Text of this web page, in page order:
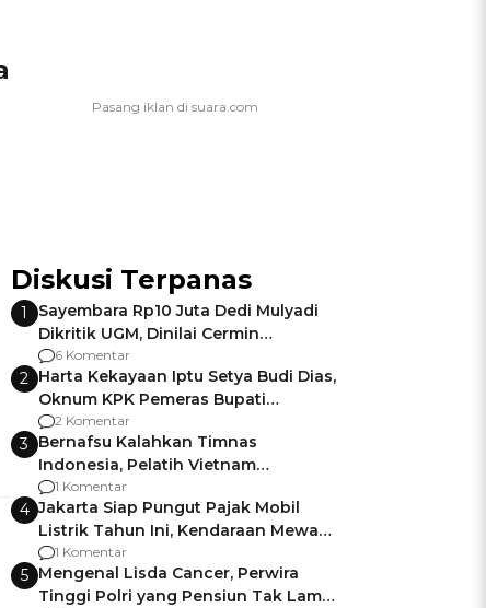
Diskusi Terpanas
1
Sayembara Rp10 Juta Dedi Mulyadi
Dikritik UGM, Dinilai Cermin
Gagalnya Negara Jamin Keamanan
6 Komentar
2 Harta Kekayaan Iptu Setya Budi Dias,
Oknum KPK Pemeras Bupati
Pemalang
2 Komentar
3 Bernafsu Kalahkan Timnas
Indonesia, Pelatih Vietnam
Berencana Pakai Jimat di Pakansari
1 Komentar
4 Jakarta Siap Pungut Pajak Mobil
Listrik Tahun Ini, Kendaraan Mewah
Kena hingga 75% PKB
1 Komentar
5 Mengenal Lisda Cancer, Perwira
Tinggi Polri yang Pensiun Tak Lama